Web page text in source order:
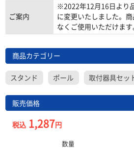
ご案内
※2022年12月16日より
に変更いたしました。
なくご使用いただけます
商品カテゴリー
スタンド ポール 取付器具セッ
販売価格
税込1,287円
数量